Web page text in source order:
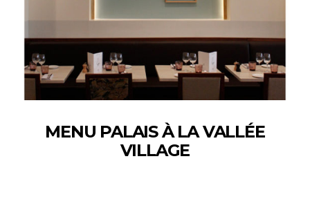
MENU PALAIS À LA VALLÉE
VILLAGE